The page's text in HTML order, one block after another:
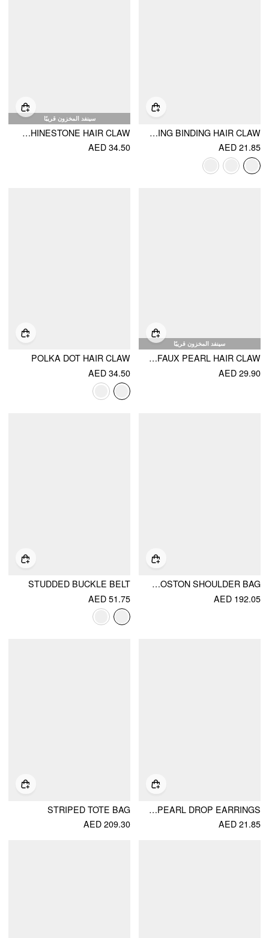
CONTRASTING BINDING HAIR CLAW
AED 21.85
سينفد المخزون قريبًا
CHERRY RHINESTONE HAIR CLAW
AED 34.50
سينفد المخزون قريبًا
STARFISH & FAUX PEARL HAIR CLAW
AED 29.90
POLKA DOT HAIR CLAW
AED 34.50
BOWKNOT BOSTON SHOULDER BAG
AED 192.05
STUDDED BUCKLE BELT
AED 51.75
BOWKNOT FAUX PEARL DROP EARRINGS
AED 21.85
STRIPED TOTE BAG
AED 209.30